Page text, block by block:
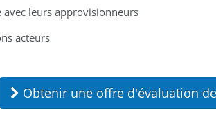
avec leurs approvisionneurs
acteurs
Obtenir une offre d'évaluation